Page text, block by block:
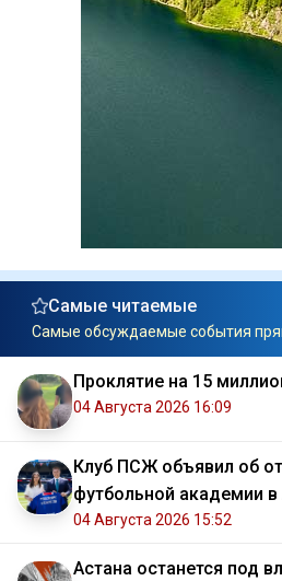
Самые читаемые
Самые обсуждаемые события
Проклятие на 15
04 Августа 2026 16:09
Клуб ПСЖ объявил об
футбольной академии в
04 Августа 2026 15:52
Астана останется под